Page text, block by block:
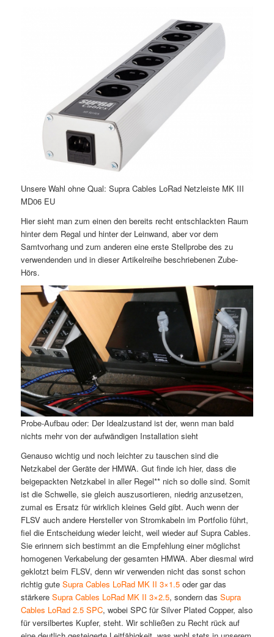
Unsere Wahl ohne Qual: Supra Cables LoRad Netzleiste MK III
MD06 EU
Hier sieht man zum einen den bereits recht entschlackten Raum
hinter dem Regal und hinter der Leinwand, aber vor dem
Samtvorhang und zum anderen eine erste Stellprobe des zu
verwendenden und in dieser Artikelreihe beschriebenen Zube-
Hörs.
Probe-Aufbau oder: Der Idealzustand ist der, wenn man bald
nichts mehr von der aufwändigen Installation sieht
Genauso wichtig und noch leichter zu tauschen sind die
Netzkabel der Geräte der HMWA. Gut finde ich hier, dass die
beigepackten Netzkabel in aller Regel** nich so dolle sind. Somit
ist die Schwelle, sie gleich auszusortieren, niedrig anzusetzen,
zumal es Ersatz für wirklich kleines Geld gibt. Auch wenn der
FLSV auch andere Hersteller von Stromkabeln im Portfolio führt,
fiel die Entscheidung wieder leicht, weil wieder auf Supra Cables.
Sie erinnern sich bestimmt an die Empfehlung einer möglichst
homogenen Verkabelung der gesamten HMWA. Aber diesmal wird
geklotzt beim FLSV, denn wir verwenden nicht das sonst schon
richtig gute Supra Cables LoRad MK II 3×1.5oder gar das
stärkere Supra Cables LoRad MK II 3×2.5, sondern das Supra
Cables LoRad 2.5 SPC, wobei SPC für Silver Plated Copper, also
für versilbertes Kupfer, steht. Wir schließen zu Recht rück auf